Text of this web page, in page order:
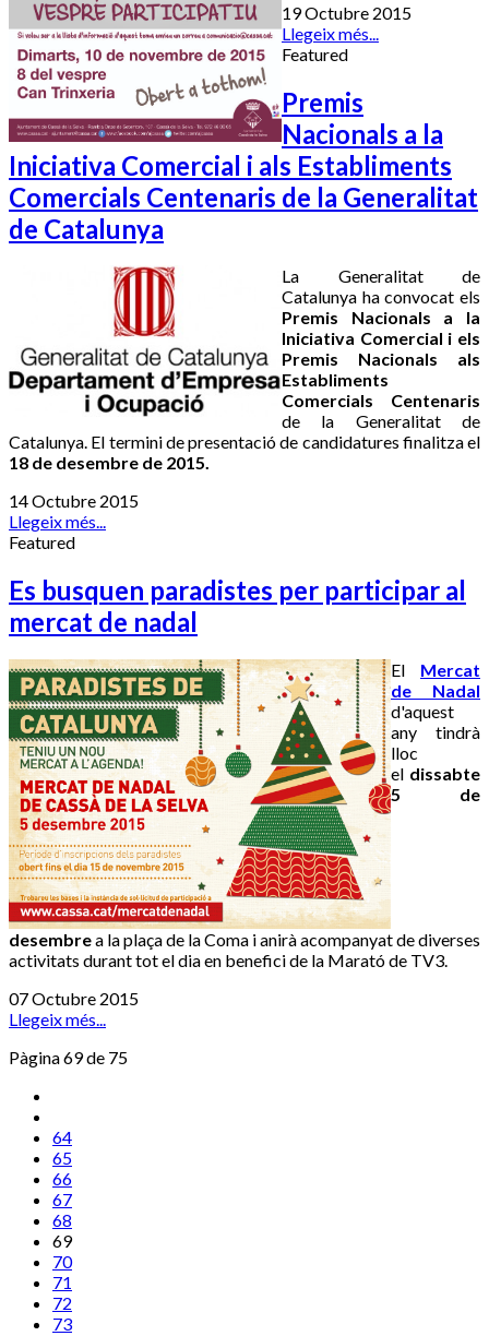
19 Octubre 2015
Llegeix més...
Featured
Premis
Nacionals a la
Iniciativa Comercial i als Establiments
Comercials Centenaris de la Generalitat
de Catalunya
La Generalitat de
Catalunya ha convocat els
Premis Nacionals a la
Iniciativa Comercial i els
Premis Nacionals als
Establiments
Comercials Centenaris
de la Generalitat de
Catalunya. El termini de presentació de candidatures finalitza el
18 de desembre de 2015.
14 Octubre 2015
Llegeix més...
Featured
Es busquen paradistes per participar al
mercat de nadal
El Mercat
de Nadal
d'aquest
any tindrà
lloc
el dissabte
5 de
desembrea la plaça de la Coma i anirà acompanyat de diverses
activitats durant tot el dia en benefici de la Marató de TV3.
07 Octubre 2015
Llegeix més...
Pàgina 69 de 75
64
65
66
67
68
69
70
71
72
73